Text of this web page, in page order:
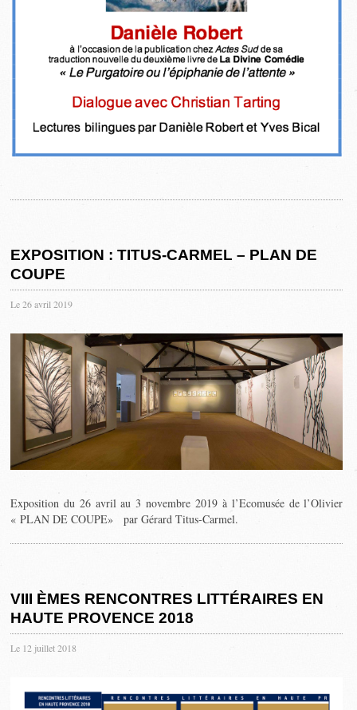
EXPOSITION : TITUS-CARMEL – PLAN DE
COUPE
Le 26 avril 2019
Exposition du 26 avril au 3 novembre 2019 à l’Ecomusée de l’Olivier
« PLAN DE COUPE» par Gérard Titus-Carmel.
VIII ÈMES RENCONTRES LITTÉRAIRES EN
HAUTE PROVENCE 2018
Le 12 juillet 2018